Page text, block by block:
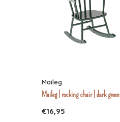
Maileg
Maileg | rocking chair | dark green
€16,95